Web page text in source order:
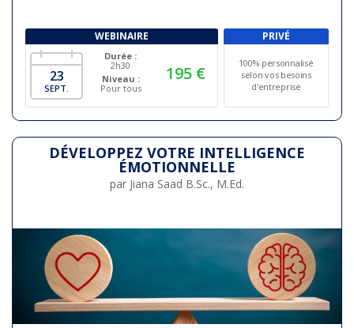
WEBINAIRE
23
SEPT.
Durée :
2h30
Niveau :
Pour tous
195 €
PRIVÉ
100% personnalisé
selon vos besoins
d'entreprise
DÉVELOPPEZ VOTRE INTELLIGENCE
ÉMOTIONNELLE
par Jiana Saad B.Sc., M.Ed.